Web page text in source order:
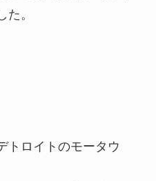
。
トロイトのモータウ